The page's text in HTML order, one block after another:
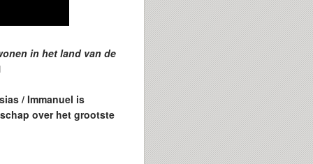
in het land van de
/ Immanuel is
over het grootste